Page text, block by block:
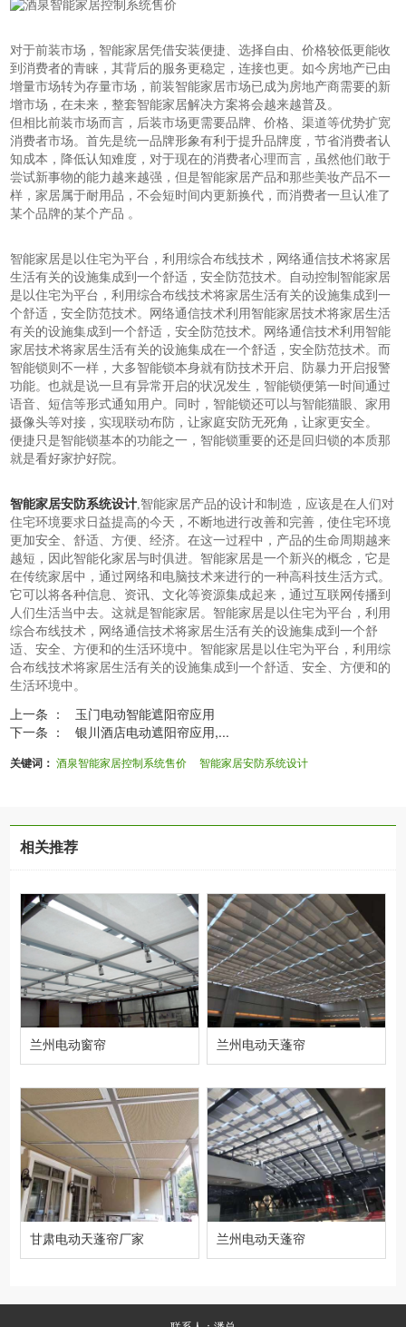
对于前装市场，智能家居凭借安装便捷、选择自由、价格较低更能收
到消费者的青睐，其背后的服务更稳定，连接也更。如今房地产已由
增量市场转为存量市场，前装智能家居市场已成为房地产商需要的新
增市场，在未来，整套智能家居解决方案将会越来越普及。
但相比前装市场而言，后装市场更需要品牌、价格、渠道等优势扩宽
消费者市场。首先是统一品牌形象有利于提升品牌度，节省消费者认
知成本，降低认知难度，对于现在的消费者心理而言，虽然他们敢于
尝试新事物的能力越来越强，但是智能家居产品和那些美妆产品不一
样，家居属于耐用品，不会短时间内更新换代，而消费者一旦认准了
某个品牌的某个产品 。
智能家居是以住宅为平台，利用综合布线技术，网络通信技术将家居
生活有关的设施集成到一个舒适，安全防范技术。自动控制智能家居
是以住宅为平台，利用综合布线技术将家居生活有关的设施集成到一
个舒适，安全防范技术。网络通信技术利用智能家居技术将家居生活
有关的设施集成到一个舒适，安全防范技术。网络通信技术利用智能
家居技术将家居生活有关的设施集成在一个舒适，安全防范技术。而
智能锁则不一样，大多智能锁本身就有防技术开启、防暴力开启报警
功能。也就是说一旦有异常开启的状况发生，智能锁便第一时间通过
语音、短信等形式通知用户。同时，智能锁还可以与智能猫眼、家用
摄像头等对接，实现联动布防，让家庭安防无死角，让家更安全。
便捷只是智能锁基本的功能之一，智能锁重要的还是回归锁的本质那
就是看好家护好院。
智能家居安防系统设计,智能家居产品的设计和制造，应该是在人们对
住宅环境要求日益提高的今天，不断地进行改善和完善，使住宅环境
更加安全、舒适、方便、经济。在这一过程中，产品的生命周期越来
越短，因此智能化家居与时俱进。智能家居是一个新兴的概念，它是
在传统家居中，通过网络和电脑技术来进行的一种高科技生活方式。
它可以将各种信息、资讯、文化等资源集成起来，通过互联网传播到
人们生活当中去。这就是智能家居。智能家居是以住宅为平台，利用
综合布线技术，网络通信技术将家居生活有关的设施集成到一个舒
适、安全、方便和的生活环境中。智能家居是以住宅为平台，利用综
合布线技术将家居生活有关的设施集成到一个舒适、安全、方便和的
生活环境中。
上一条 ：
玉门电动智能遮阳帘应用
下一条 ：
银川酒店电动遮阳帘应用,...
关键词：酒泉智能家居控制系统售价 智能家居安防系统设计
相关推荐
兰州电动窗帘 兰州电动天蓬帘
甘肃电动天蓬帘厂家 兰州电动天蓬帘